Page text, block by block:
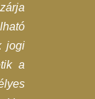
jogi
a